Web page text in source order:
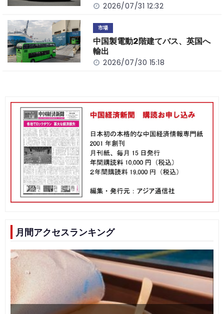
2026/07/31 12:32
市場
中国製電動2階建てバス、英国へ
輸出
2026/07/30 15:18
月間アクセスランキング